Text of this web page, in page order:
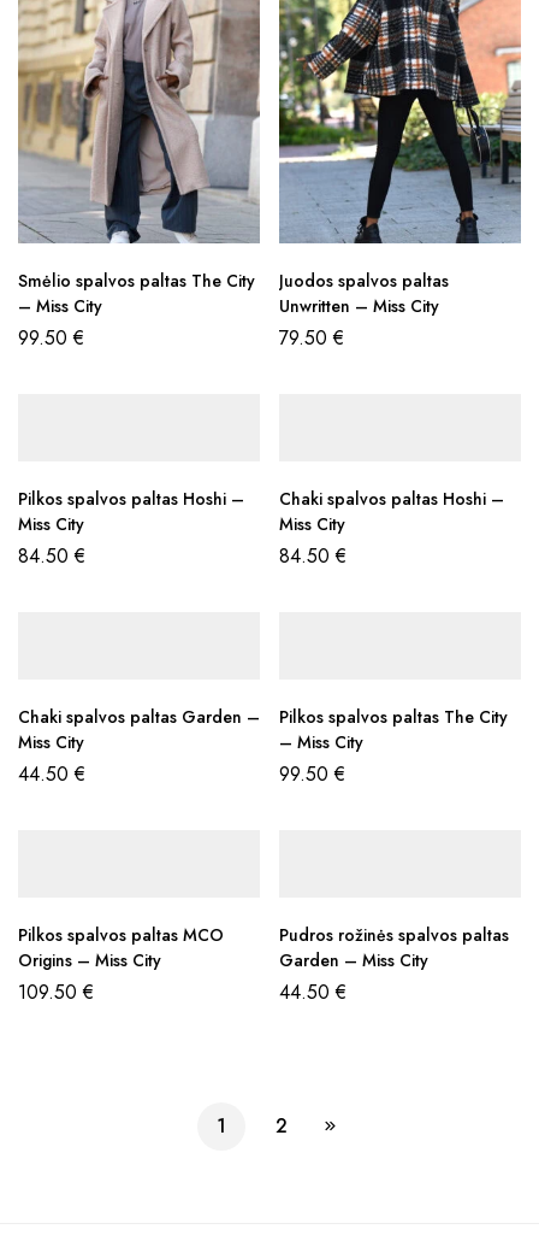
Smėlio spalvos paltas The City
– Miss City
99.50€
Juodos spalvos paltas
Unwritten – Miss City
79.50€
Pilkos spalvos paltas Hoshi –
Miss City
84.50€
Chaki spalvos paltas Hoshi –
Miss City
84.50€
Chaki spalvos paltas Garden –
Miss City
44.50€
Pilkos spalvos paltas The City
– Miss City
99.50€
Pilkos spalvos paltas MCO
Origins – Miss City
109.50€
Pudros rožinės spalvos paltas
Garden – Miss City
44.50€
1 2